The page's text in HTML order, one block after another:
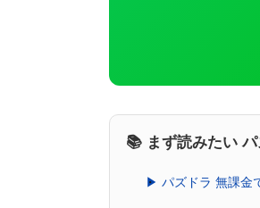
📚 まず読みたい
▶ パズドラ 無課金